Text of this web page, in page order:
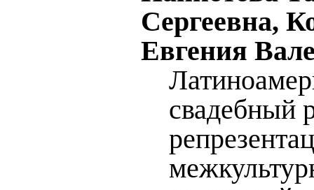
Сергеевна,
Евгения
свадебный